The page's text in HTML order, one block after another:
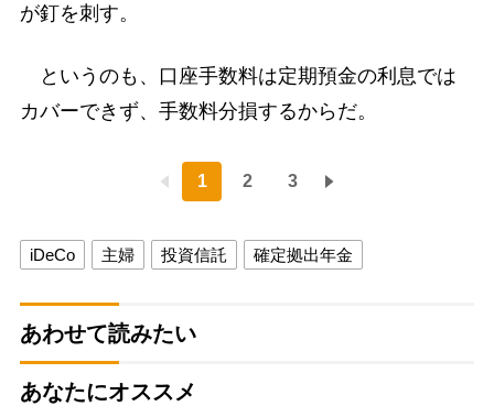
が釘を刺す。
というのも、口座手数料は定期預金の利息では
カバーできず、手数料分損するからだ。
1 2 3
iDeCo 主婦 投資信託 確定拠出年金
あわせて読みたい
あなたにオススメ